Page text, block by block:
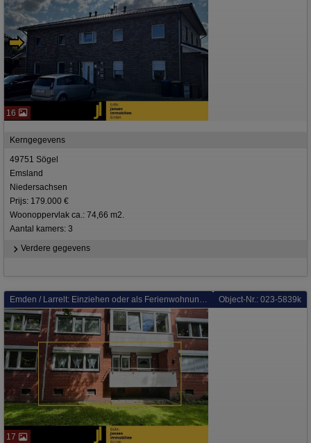
16
Kerngegevens
49751 Sögel
Emsland
Niedersachsen
Prijs: 179.000 €
Woonoppervlak ca.: 74,66 m2.
Aantal kamers: 3
Verdere gegevens
Object-Nr.: 023-5839k
17